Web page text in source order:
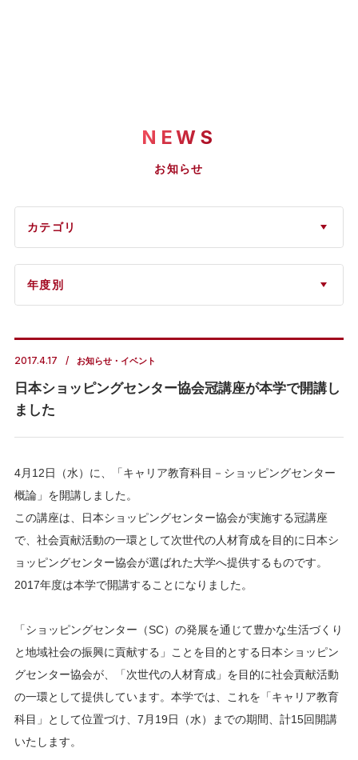
NEWS
お知らせ
2017.4.17 お知らせ・イベント
日本ショッピングセンター協会冠講座が本学で開講し
ました
4月12日（水）に、「キャリア教育科目－ショッピングセンター
概論」を開講しました。
この講座は、日本ショッピングセンター協会が実施する冠講座
で、社会貢献活動の一環として次世代の人材育成を目的に日本シ
ョッピングセンター協会が選ばれた大学へ提供するものです。
2017年度は本学で開講することになりました。
「ショッピングセンター（SC）の発展を通じて豊かな生活づくり
と地域社会の振興に貢献する」ことを目的とする日本ショッピン
グセンター協会が、「次世代の人材育成」を目的に社会貢献活動
の一環として提供しています。本学では、これを「キャリア教育
科目」として位置づけ、7月19日（水）までの期間、計15回開講
いたします。
カテゴリ
年度別